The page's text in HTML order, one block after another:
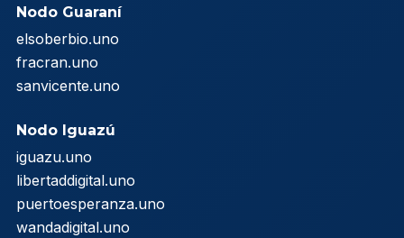
Nodo Guaraní
elsoberbio.uno
fracran.uno
sanvicente.uno
Nodo Iguazú
iguazu.uno
libertaddigital.uno
puertoesperanza.uno
wandadigital.uno